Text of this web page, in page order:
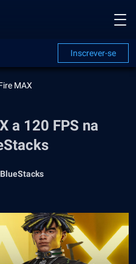
Inscrever-se
MAX
a 120 FPS na